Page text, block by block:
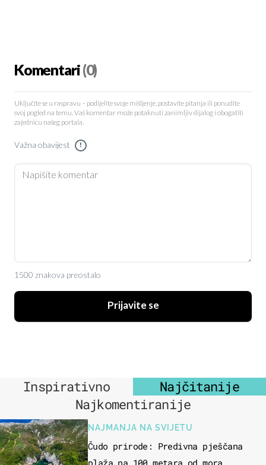
Komentari(0)
Uključite se u raspravu – podijelite svoje mišljenje, postavite pitanja ili ponudite
svoj pogled na temu. Vaš komentar može potaknuti zanimljiv dijalog i obogatiti
zajednicu našeg portala.
Važna obavijest !
1500 znakova preostalo
Prijavite se
Inspirativno
Najčitanije
Najkomentiranije
NAJMANJA NA SVIJETU
Čudo prirode: Predivna pješčana